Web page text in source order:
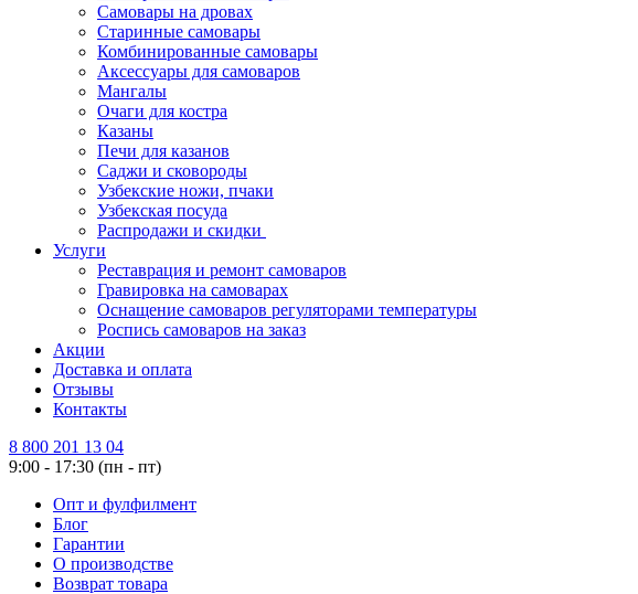
Cамовары на дровах
Старинные самовары
Комбинированные самовары
Аксессуары для самоваров
Мангалы
Очаги для костра
Казаны
Печи для казанов
Саджи и сковороды
Узбекские ножи, пчаки
Узбекская посуда
Распродажи и скидки
Услуги
Реставрация и ремонт самоваров
Гравировка на самоварах
Оснащение самоваров регуляторами температуры
Роспись самоваров на заказ
Акции
Доставка и оплата
Отзывы
Контакты
8 800 201 13 04
9:00 - 17:30 (пн - пт)
Опт и фулфилмент
Блог
Гарантии
О производстве
Возврат товара